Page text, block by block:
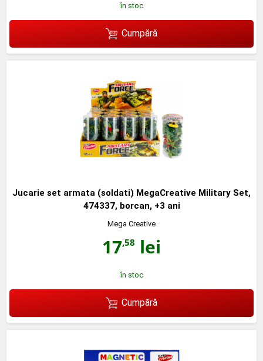
în stoc
Cumpără
Jucarie set armata (soldati) MegaCreative Military Set,
474337, borcan, +3 ani
Mega Creative
17,58 lei
în stoc
Cumpără